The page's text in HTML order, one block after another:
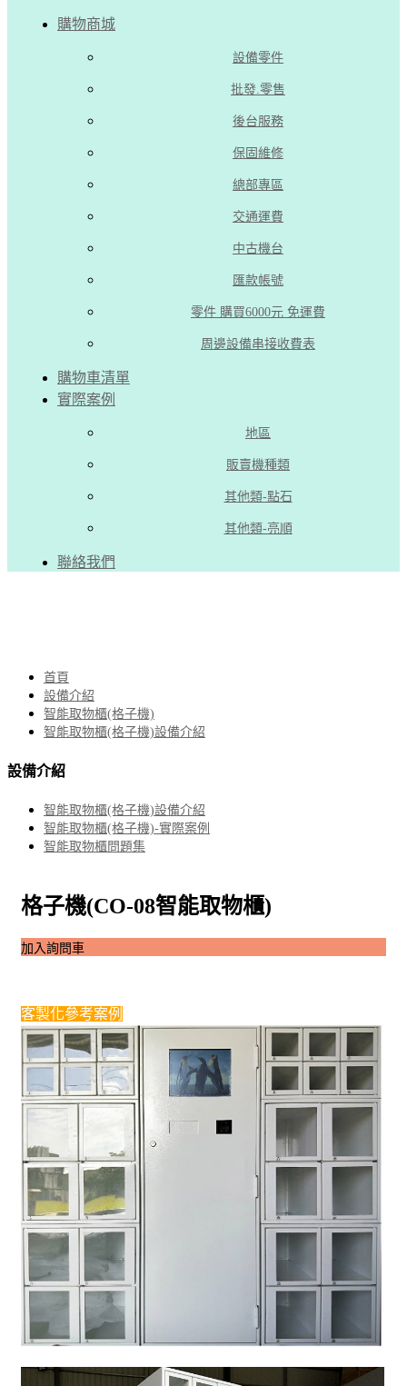
購物商城
設備零件
批發.零售
後台服務
保固維修
總部專區
交通運費
中古機台
匯款帳號
零件 購買6000元 免運費
周邊設備串接收費表
購物車清單
實際案例
地區
販賣機種類
其他類-點石
其他類-亮順
聯絡我們
首頁
設備介紹
智能取物櫃(格子機)
智能取物櫃(格子機)設備介紹
設備介紹
智能取物櫃(格子機)設備介紹
智能取物櫃(格子機)-實際案例
智能取物櫃問題集
格子機(CO-08智能取物櫃)
加入詢問車
客製化參考案例